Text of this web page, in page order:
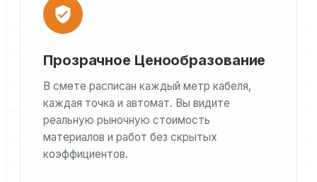
Прозрачное Ценообразование
В смете расписан каждый метр кабеля,
каждая точка и автомат. Вы видите
реальную рыночную стоимость
материалов и работ без скрытых
коэффициентов.